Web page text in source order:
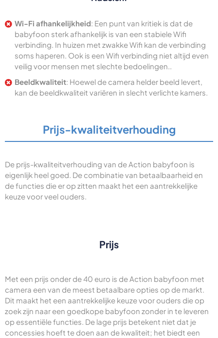
Wi-Fi afhankelijkheid: Een punt van kritiek is dat de
babyfoon sterk afhankelijk is van een stabiele Wifi
verbinding. In huizen met zwakke Wifi kan de verbinding
soms haperen. Ook is een Wifi verbinding niet altijd even
veilig voor mensen met slechte bedoelingen..
Beeldkwaliteit: Hoewel de camera helder beeld levert,
kan de beeldkwaliteit variëren in slecht verlichte kamers.
Prijs-kwaliteitverhouding
De prijs-kwaliteitverhouding van de Action babyfoon is
eigenlijk heel goed. De combinatie van betaalbaarheid en
de functies die er op zitten maakt het een aantrekkelijke
keuze voor veel ouders.
Prijs
Met een prijs onder de 40 euro is de Action babyfoon met
camera een van de meest betaalbare opties op de markt.
Dit maakt het een aantrekkelijke keuze voor ouders die op
zoek zijn naar een goedkope babyfoon zonder in te leveren
op essentiële functies. De lage prijs betekent niet dat je
concessies hoeft te doen aan de kwaliteit; het biedt een